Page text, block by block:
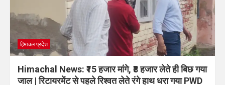
हिमाचल प्रदेश
Himachal News: ₹15 हजार मांगे, ₹8 हजार लेते ही बिछ गया
जाल | रिटायरमेंट से पहले रिश्वत लेते रंगे हाथ धरा गया PWD